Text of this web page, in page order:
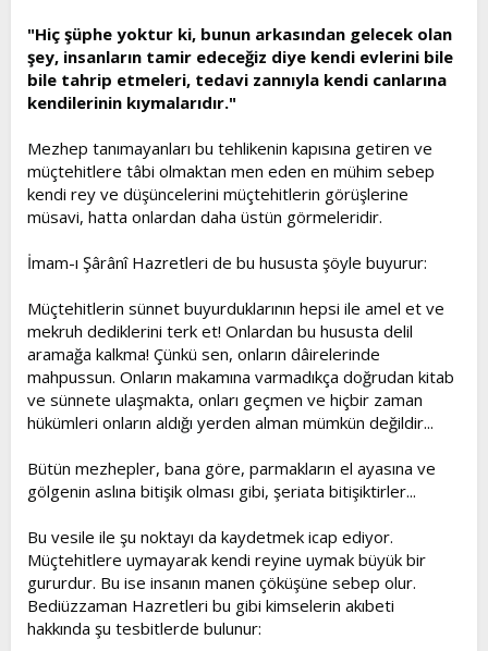
"Hiç şüphe yoktur ki, bunun arkasından gelecek olan
şey, insanların tamir edeceğiz diye kendi evlerini bile
bile tahrip etmeleri, tedavi zannıyla kendi canlarına
kendilerinin kıymalarıdır."
Mezhep tanımayanları bu tehlikenin kapısına getiren ve
müçtehitlere tâbi olmaktan men eden en mühim sebep
kendi rey ve düşüncelerini müçtehitlerin görüşlerine
müsavi, hatta onlardan daha üstün görmeleridir.
İmam-ı Şârânî Hazretleri de bu hususta şöyle buyurur:
Müçtehitlerin sünnet buyurduklarının hepsi ile amel et ve
mekruh dediklerini terk et! Onlardan bu hususta delil
aramağa kalkma! Çünkü sen, onların dâirelerinde
mahpussun. Onların makamına varmadıkça doğrudan kitab
ve sünnete ulaşmakta, onları geçmen ve hiçbir zaman
hükümleri onların aldığı yerden alman mümkün değildir...
Bütün mezhepler, bana göre, parmakların el ayasına ve
gölgenin aslına bitişik olması gibi, şeriata bitişiktirler...
Bu vesile ile şu noktayı da kaydetmek icap ediyor.
Müçtehitlere uymayarak kendi reyine uymak büyük bir
gururdur. Bu ise insanın manen çöküşüne sebep olur.
Bediüzzaman Hazretleri bu gibi kimselerin akıbeti
hakkında şu tesbitlerde bulunur: